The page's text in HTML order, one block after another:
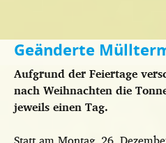
Geänderte
Aufgrund der Feiertage
nach Weihnachten die
jeweils einen Tag.